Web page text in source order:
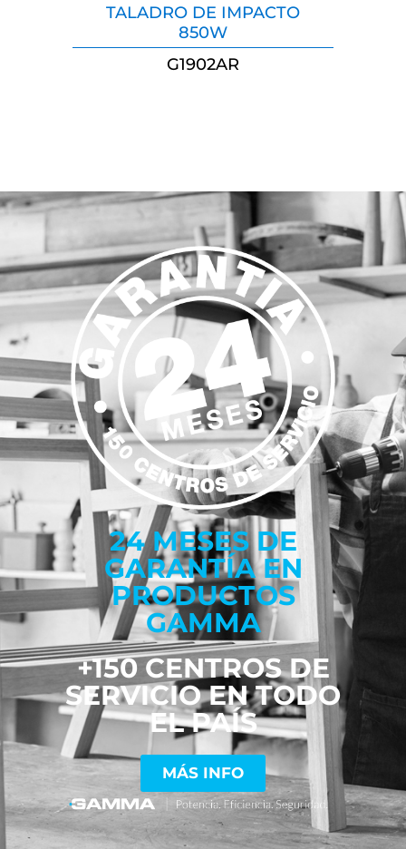
TALADRO DE IMPACTO
850W
G1902AR
24 MESES DE
GARANTÍA EN
PRODUCTOS
GAMMA